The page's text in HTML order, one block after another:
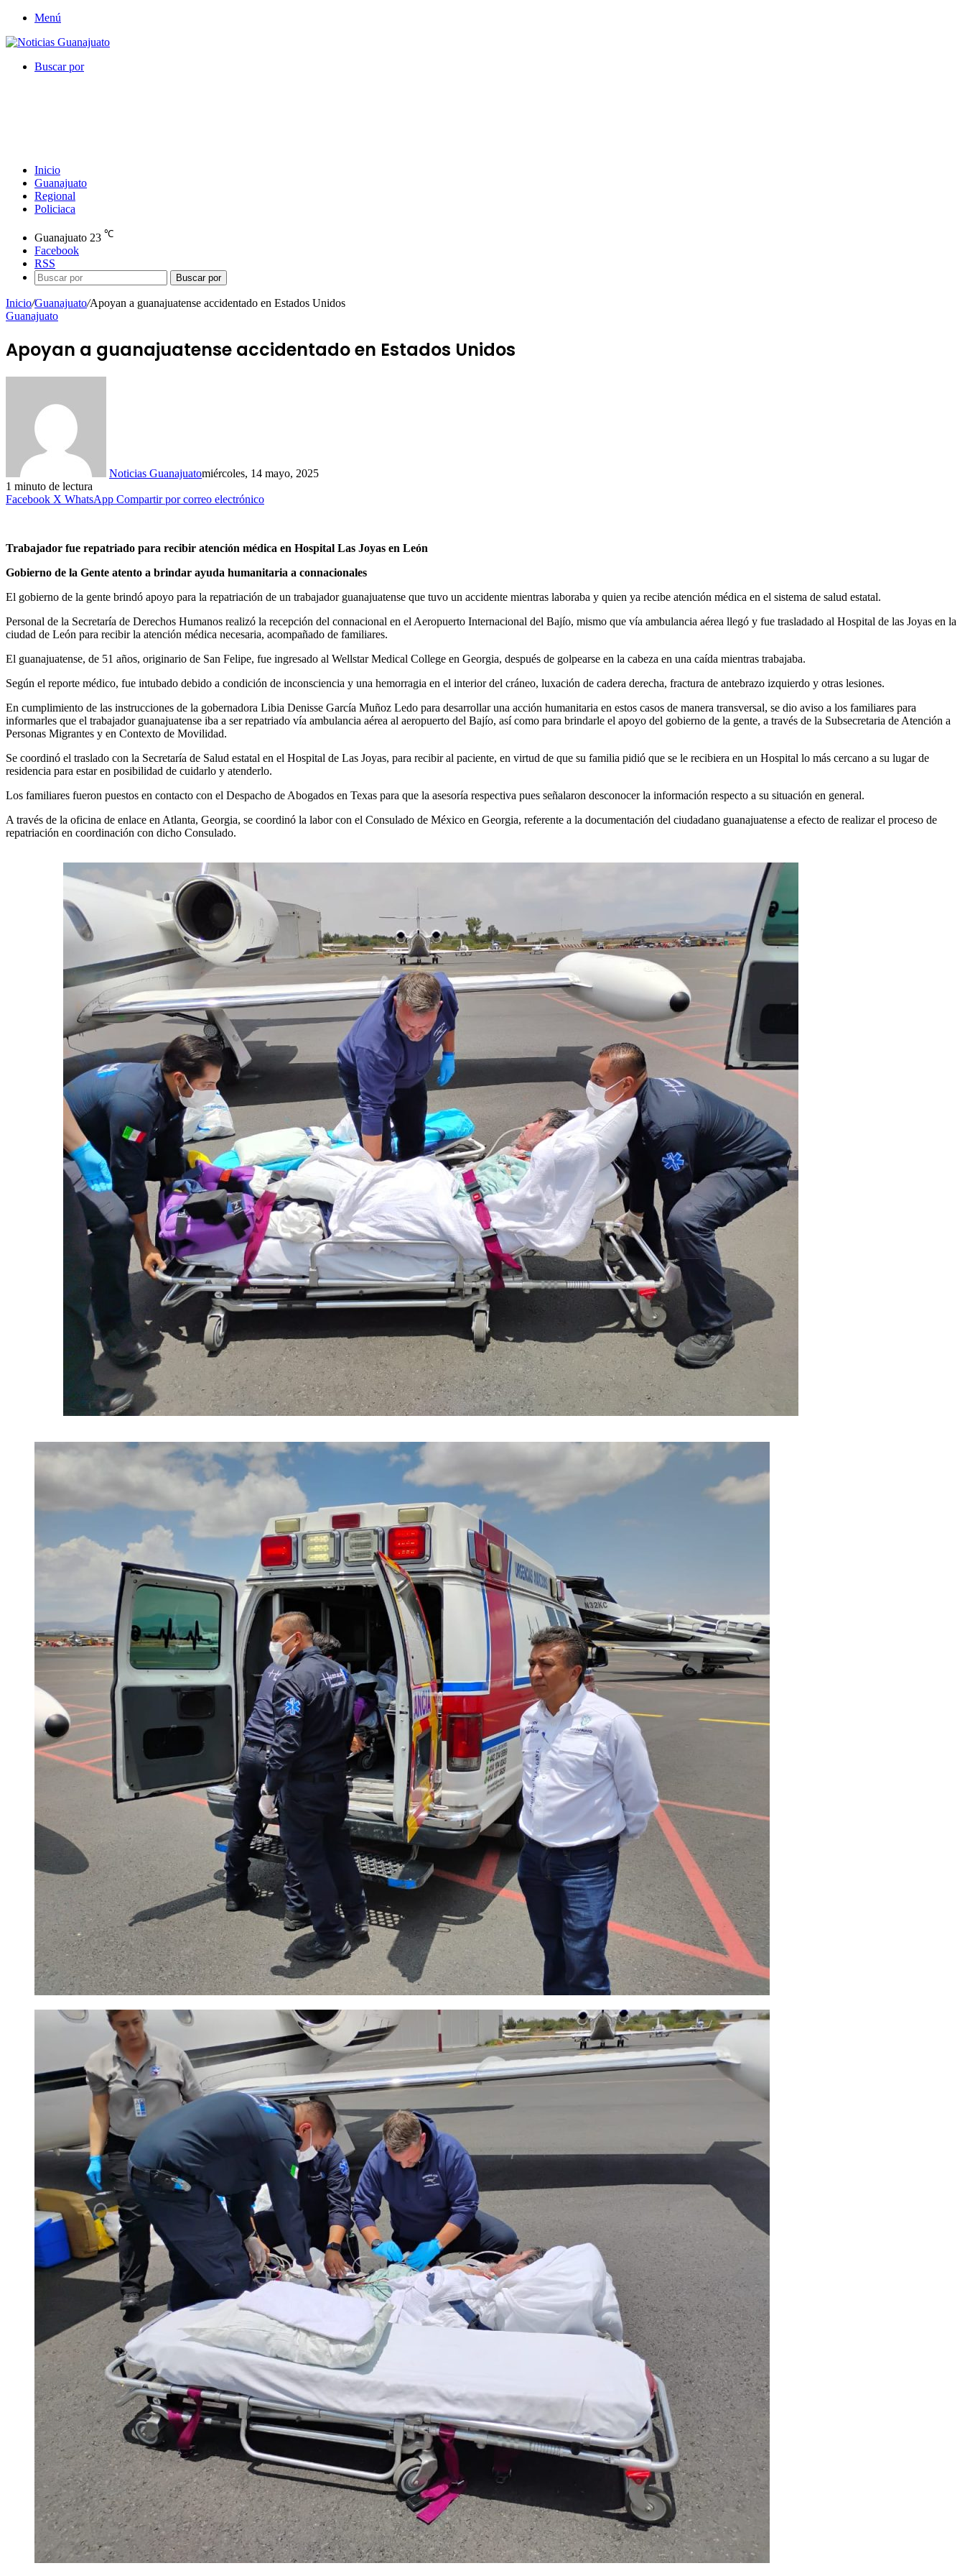
Menú
Buscar por
Inicio
Guanajuato
Regional
Policiaca
Guanajuato 23 ℃
Facebook
RSS
Buscar por
Inicio/Guanajuato/Apoyan a guanajuatense accidentado en Estados Unidos
Guanajuato
Apoyan a guanajuatense accidentado en Estados Unidos
Noticias Guanajuatomiércoles, 14 mayo, 2025
1 minuto de lectura
Facebook X WhatsApp Compartir por correo electrónico
Trabajador fue repatriado para recibir atención médica en Hospital Las Joyas en León
Gobierno de la Gente atento a brindar ayuda humanitaria a connacionales
El gobierno de la gente brindó apoyo para la repatriación de un trabajador guanajuatense que tuvo un accidente mientras laboraba y quien ya recibe atención médica en el sistema de salud estatal.
Personal de la Secretaría de Derechos Humanos realizó la recepción del connacional en el Aeropuerto Internacional del Bajío, mismo que vía ambulancia aérea llegó y fue trasladado al Hospital de las Joyas en la
ciudad de León para recibir la atención médica necesaria, acompañado de familiares.
El guanajuatense, de 51 años, originario de San Felipe, fue ingresado al Wellstar Medical College en Georgia, después de golpearse en la cabeza en una caída mientras trabajaba.
Según el reporte médico, fue intubado debido a condición de inconsciencia y una hemorragia en el interior del cráneo, luxación de cadera derecha, fractura de antebrazo izquierdo y otras lesiones.
En cumplimiento de las instrucciones de la gobernadora Libia Denisse García Muñoz Ledo para desarrollar una acción humanitaria en estos casos de manera transversal, se dio aviso a los familiares para
informarles que el trabajador guanajuatense iba a ser repatriado vía ambulancia aérea al aeropuerto del Bajío, así como para brindarle el apoyo del gobierno de la gente, a través de la Subsecretaria de Atención a
Personas Migrantes y en Contexto de Movilidad.
Se coordinó el traslado con la Secretaría de Salud estatal en el Hospital de Las Joyas, para recibir al paciente, en virtud de que su familia pidió que se le recibiera en un Hospital lo más cercano a su lugar de
residencia para estar en posibilidad de cuidarlo y atenderlo.
Los familiares fueron puestos en contacto con el Despacho de Abogados en Texas para que la asesoría respectiva pues señalaron desconocer la información respecto a su situación en general.
A través de la oficina de enlace en Atlanta, Georgia, se coordinó la labor con el Consulado de México en Georgia, referente a la documentación del ciudadano guanajuatense a efecto de realizar el proceso de
repatriación en coordinación con dicho Consulado.